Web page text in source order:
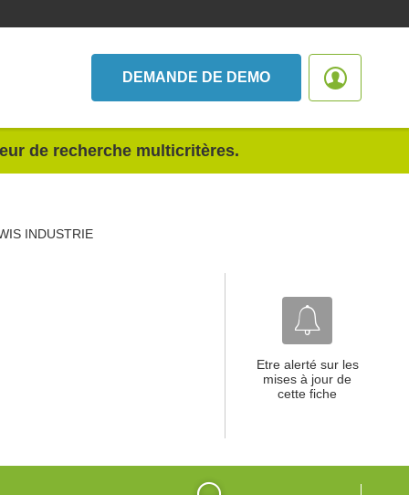
DEMANDE DE DEMO
de recherche multicritères.
INDUSTRIE
Etre alerté sur les
mises à jour de
cette fiche